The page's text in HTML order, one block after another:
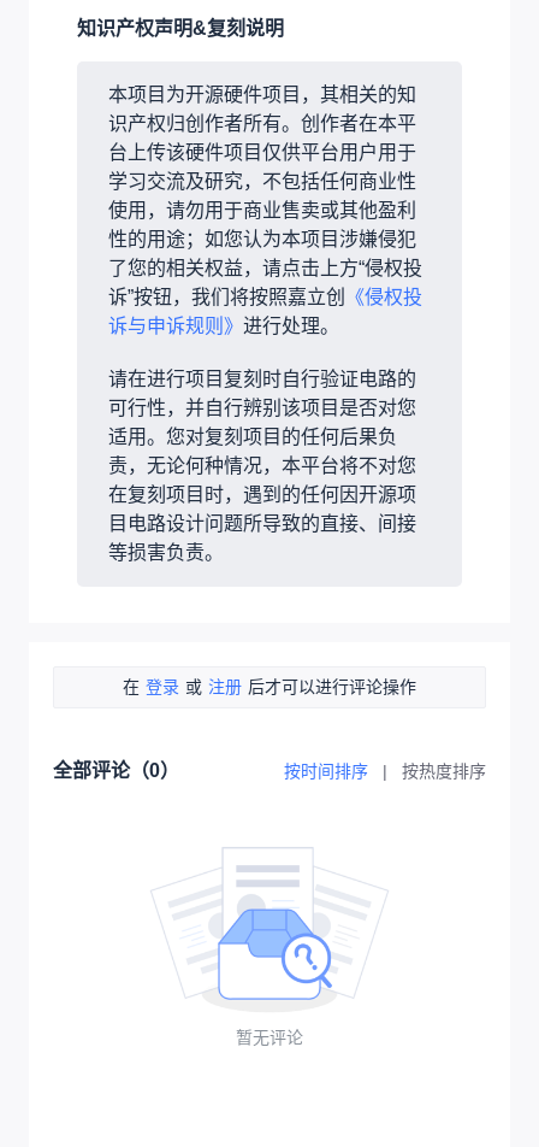
知识产权声明&复刻说明
本项目为开源硬件项目，其相关的知
识产权归创作者所有。创作者在本平
台上传该硬件项目仅供平台用户用于
学习交流及研究，不包括任何商业性
使用，请勿用于商业售卖或其他盈利
性的用途；如您认为本项目涉嫌侵犯
了您的相关权益，请点击上方“侵权投
诉”按钮，我们将按照嘉立创
《侵权投
诉与申诉规则》 进行处理。
请在进行项目复刻时自行验证电路的
可行性，并自行辨别该项目是否对您
适用。您对复刻项目的任何后果负
责，无论何种情况，本平台将不对您
在复刻项目时，遇到的任何因开源项
目电路设计问题所导致的直接、间接
等损害负责。
在 登录 或 注册 后才可以进行评论操作
全部评论（0） 按时间排序 | 按热度排序
暂无评论